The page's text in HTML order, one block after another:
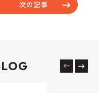
次の記事